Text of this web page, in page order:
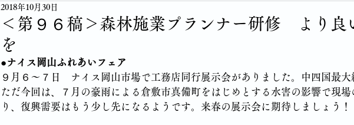
製造風景
＜第９６稿＞森林施業プランナー研修 より良
を
2018年10月30日
●ナイス岡山ふれあいフェア
９月６～７日　ナイス岡山市場で工務店同行展示会がありました。中四国最大
ただ今回は、７月の豪雨による倉敷市真備町をはじめとする水害の影響で現
り、復興需要はもう少し先になるようです。来春の展示会に期待しましょう！